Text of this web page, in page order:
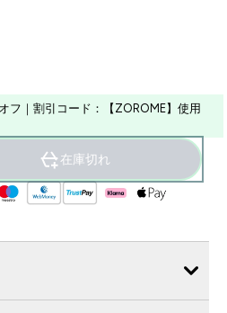
フ｜割引コード：【ZOROME】使用
在庫切れ